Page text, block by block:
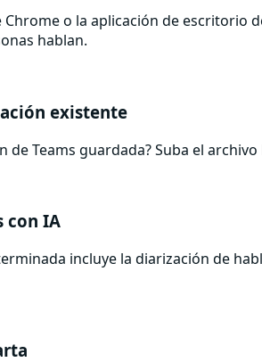
o la aplicación de escritorio
hablan.
existente
de Teams guardada? Suba el
con IA
incluye la diarización de